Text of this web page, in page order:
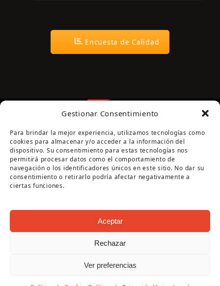
Gestionar Consentimiento
Para brindar la mejor experiencia, utilizamos tecnologías como
cookies para almacenar y/o acceder a la información del
dispositivo. Su consentimiento para estas tecnologías nos
permitirá procesar datos como el comportamiento de
navegación o los identificadores únicos en este sitio. No dar su
consentimiento o retirarlo podría afectar negativamente a
ciertas funciones.
Aceptar
Rechazar
Ver preferencias
Encuesta de Calidad
Página cofinanciada por la Diputación de Córdoba
Copyright Oficina de Turismo - Ayuntamiento de
Aviso Legal| Política de Privacidad | Política de